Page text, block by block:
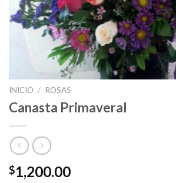
INICIO / ROSAS
Canasta Primaveral
$1,200.00